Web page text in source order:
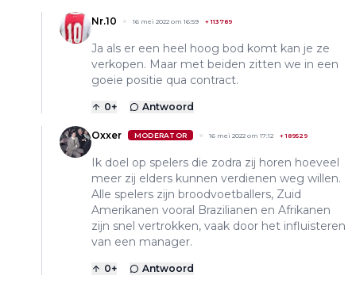
Nr.10 16 mei 2022 om 16:59 +113789
Ja als er een heel hoog bod komt kan je ze
verkopen. Maar met beiden zitten we in een
goeie positie qua contract.
0+ Antwoord
Oxxer MODERATOR 16 mei 2022 om 17:12 +189529
Ik doel op spelers die zodra zij horen hoeveel
meer zij elders kunnen verdienen weg willen.
Alle spelers zijn broodvoetballers, Zuid
Amerikanen vooral Brazilianen en Afrikanen
zijn snel vertrokken, vaak door het influisteren
van een manager.
0+ Antwoord